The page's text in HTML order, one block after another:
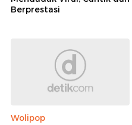
Berprestasi
Wolipop